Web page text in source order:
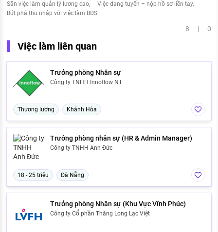
Săn việc làm quản lý lương cao
Việc đang tuyển – nộp hồ sơ liền tay
Bứt phá thu nhập với việc làm BĐS
8 | 0
Việc làm liên quan
Trưởng phòng Nhân sự
Công ty TNHH Innoflow NT
Thương lượng Khánh Hòa
Trưởng phòng nhân sự (HR & Admin Manager)
Công ty TNHH Anh Đức
18 - 25 triệu Đà Nẵng
Trưởng phòng Nhân sự (Khu Vực Vĩnh Phúc)
Công ty Cổ phần Thăng Long Lạc Việt